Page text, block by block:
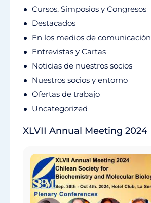
Cursos, Simposios y Congresos
Destacados
En los medios de comunicación
Entrevistas y Cartas
Noticias de nuestros socios
Nuestros socios y entorno
Ofertas de trabajo
Uncategorized
XLVII Annual Meeting 2024